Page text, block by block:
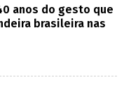
anos do gesto que
brasileira nas